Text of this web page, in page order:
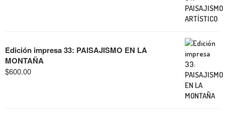
Edición impresa 33: PAISAJISMO EN LA
MONTAÑA
$600.00